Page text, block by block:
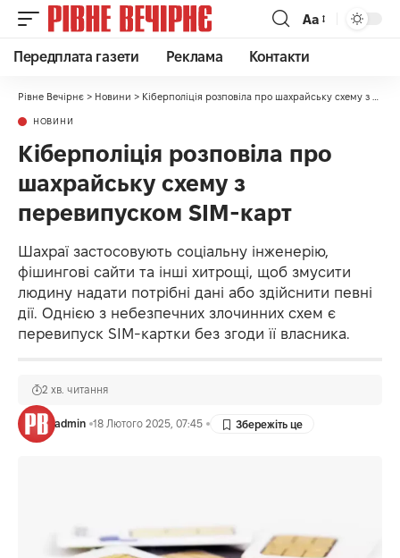
Аа
Передплата газети Реклама Контакти
Рівне Вечірнє > Новини > Кіберполіція розповіла про шахрайську схему з перевипуском SIM-карт
НОВИНИ
Кіберполіція розповіла про
шахрайську схему з
перевипуском SIM-карт
Шахраї застосовують соціальну інженерію,
фішингові сайти та інші хитрощі, щоб змусити
людину надати потрібні дані або здійснити певні
дії. Однією з небезпечних злочинних схем є
перевипуск SIM-картки без згоди її власника.
admin 18 Лютого 2025, 07:45
2 хв. читання